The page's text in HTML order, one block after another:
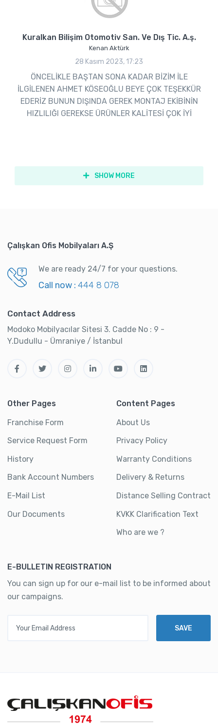
Kuralkan Bilişim Otomotiv San. Ve Dış Tic. A.ş.
Kenan Aktürk
28 Kasım 2023, 17:23
ÖNCELİKLE BAŞTAN SONA KADAR BİZİM İLE
İLGİLENEN AHMET KÖSEOĞLU BEYE ÇOK TEŞEKKÜR
EDERİZ BUNUN DIŞINDA GEREK MONTAJ EKİBİNİN
HIZLILIĞI GEREKSE ÜRÜNLER KALİTESİ ÇOK İYİ
SHOW MORE
Çalışkan Ofis Mobilyaları A.Ş
We are ready 24/7 for your questions.
Call now : 444 8 078
Contact Address
Modoko Mobilyacılar Sitesi 3. Cadde No : 9 -
Y.Dudullu - Ümraniye / İstanbul
Other Pages
Franchise Form
Service Request Form
History
Bank Account Numbers
E-Mail List
Our Documents
Content Pages
About Us
Privacy Policy
Warranty Conditions
Delivery & Returns
Distance Selling Contract
KVKK Clarification Text
Who are we ?
E-BULLETIN REGISTRATION
You can sign up for our e-mail list to be informed about
our campaigns.
SAVE